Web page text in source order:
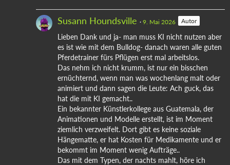
Susann Houndsville 9. Mai 2026 Autor
Lieben Dank und ja- man muss KI nicht nutzen aber
es ist wie mit dem Bulldog- danach waren alle guten
Pferdetrainer fürs Pflügen erst mal arbeitslos.
Das nehm ich nicht krumm, ist nur ein bisschen
ernüchternd, wenn man was wochenlang malt oder
animiert und dann sagen die Leute: Ach guck, das
hat die mit KI gemacht..
Ein bekannter Künstlerkollege aus Guatemala, der
Animationen und Modelle erstellt, ist im Moment
ziemlich verzweifelt. Dort gibt es keine soziale
Hängematte, er hat Kosten für Medikamente und er
bekommt im Moment wenig Aufträge..
Das mit dem Typen, der nachts mahlt, höre ich